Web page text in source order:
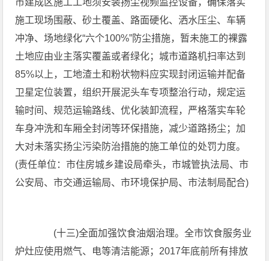
市建成区施工工地须安装扬尘视频监控设备，确保落实
施工现场围蔽、砂土覆盖、路面硬化、洒水压尘、车辆
冲净、场地绿化“六个100%”防尘措施，暂未施工的裸露
土地应由业主落实覆盖或者绿化；城市道路机扫率达到
85%以上，工地渣土和粉状物料应实现封闭运输并配备
卫星定位装置，组织开展泥头车专项整治行动，规定运
输时间、规范运输路线、优化装卸流程，严格落实车轮
车身冲洗和车厢全封闭等环保措施，减少道路扬尘；加
大对未落实扬尘污染防治措施的施工单位的处罚力度。
(责任单位：市住房城乡建设局牵头，市城管执法局、市
公安局、市交通运输局、市环境保护局、市法制局配合)
(十三)全面加强饮食油烟治理。全市饮食服务业
炉灶应使用燃气、电等清洁能源；2017年底前所有排放